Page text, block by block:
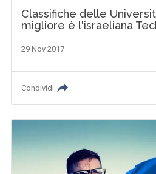
Classifiche delle
migliore è l'israeliana
29 Nov 2017
Condividi